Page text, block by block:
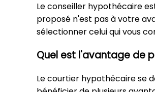
Le conseiller hypothécaire
proposé n'est pas à votre
sélectionner celui qui vous
Quel est l'avantage de
Le courtier hypothécaire se